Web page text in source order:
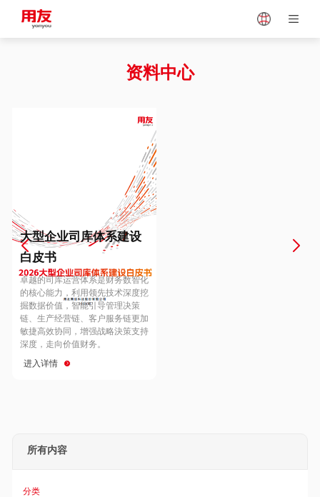
Vietnam
Europe
Hungary
Hong Kong
资料中心
大型企业司库体系建设
白皮书
卓越的司库运营体系是财务数智化
的核心能力，利用领先技术深度挖
掘数据价值，智能引导管理决策
链、生产经营链、客户服务链更加
敏捷高效协同，增强战略決策支持
深度，走向价值财务。
进入详情
所有内容
分类